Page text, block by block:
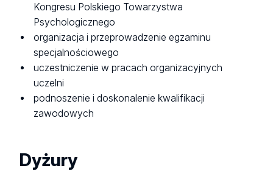
Kongresu Polskiego Towarzystwa
Psychologicznego
organizacja i przeprowadzenie egzaminu
specjalnościowego
uczestniczenie w pracach organizacyjnych
uczelni
podnoszenie i doskonalenie kwalifikacji
zawodowych
Dyżury